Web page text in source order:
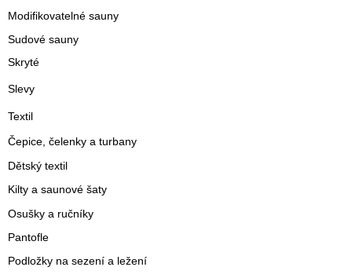
Modifikovatelné sauny
Sudové sauny
Skryté
Slevy
Textil
Čepice, čelenky a turbany
Dětský textil
Kilty a saunové šaty
Osušky a ručníky
Pantofle
Podložky na sezení a ležení